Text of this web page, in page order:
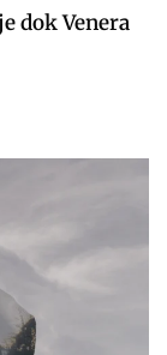
dok Venera